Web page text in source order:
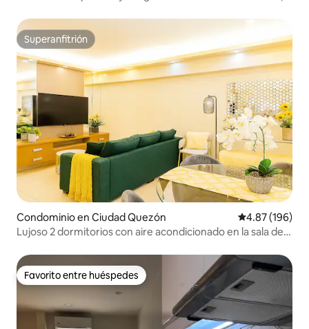
Superanfitrión
Superanfitrión
Condominio en Ciudad Quezón Calificación
4.87 (196)
Lujoso 2 dormitorios con aire acondicionado en la sala de
Favorito entre huéspedes
Favorito entre huéspedes